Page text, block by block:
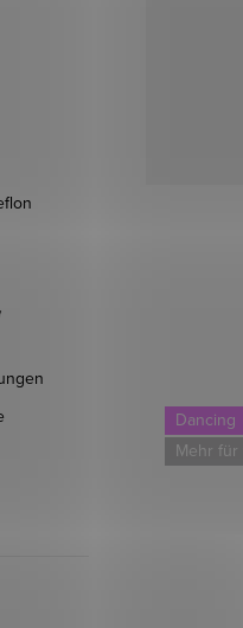
Dancing
Mehr für